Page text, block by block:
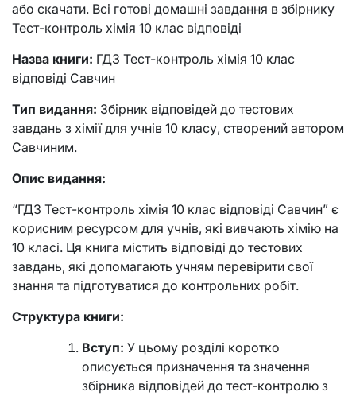
або скачати. Всі готові домашні завдання в збірнику
Тест-контроль хімія 10 клас відповіді
Назва книги: ГДЗ Тест-контроль хімія 10 клас
відповіді Савчин
Тип видання: Збірник відповідей до тестових
завдань з хімії для учнів 10 класу, створений автором
Савчиним.
Опис видання:
“ГДЗ Тест-контроль хімія 10 клас відповіді Савчин” є
корисним ресурсом для учнів, які вивчають хімію на
10 класі. Ця книга містить відповіді до тестових
завдань, які допомагають учням перевірити свої
знання та підготуватися до контрольних робіт.
Структура книги:
Вступ: У цьому розділі коротко
описується призначення та значення
збірника відповідей до тест-контролю з